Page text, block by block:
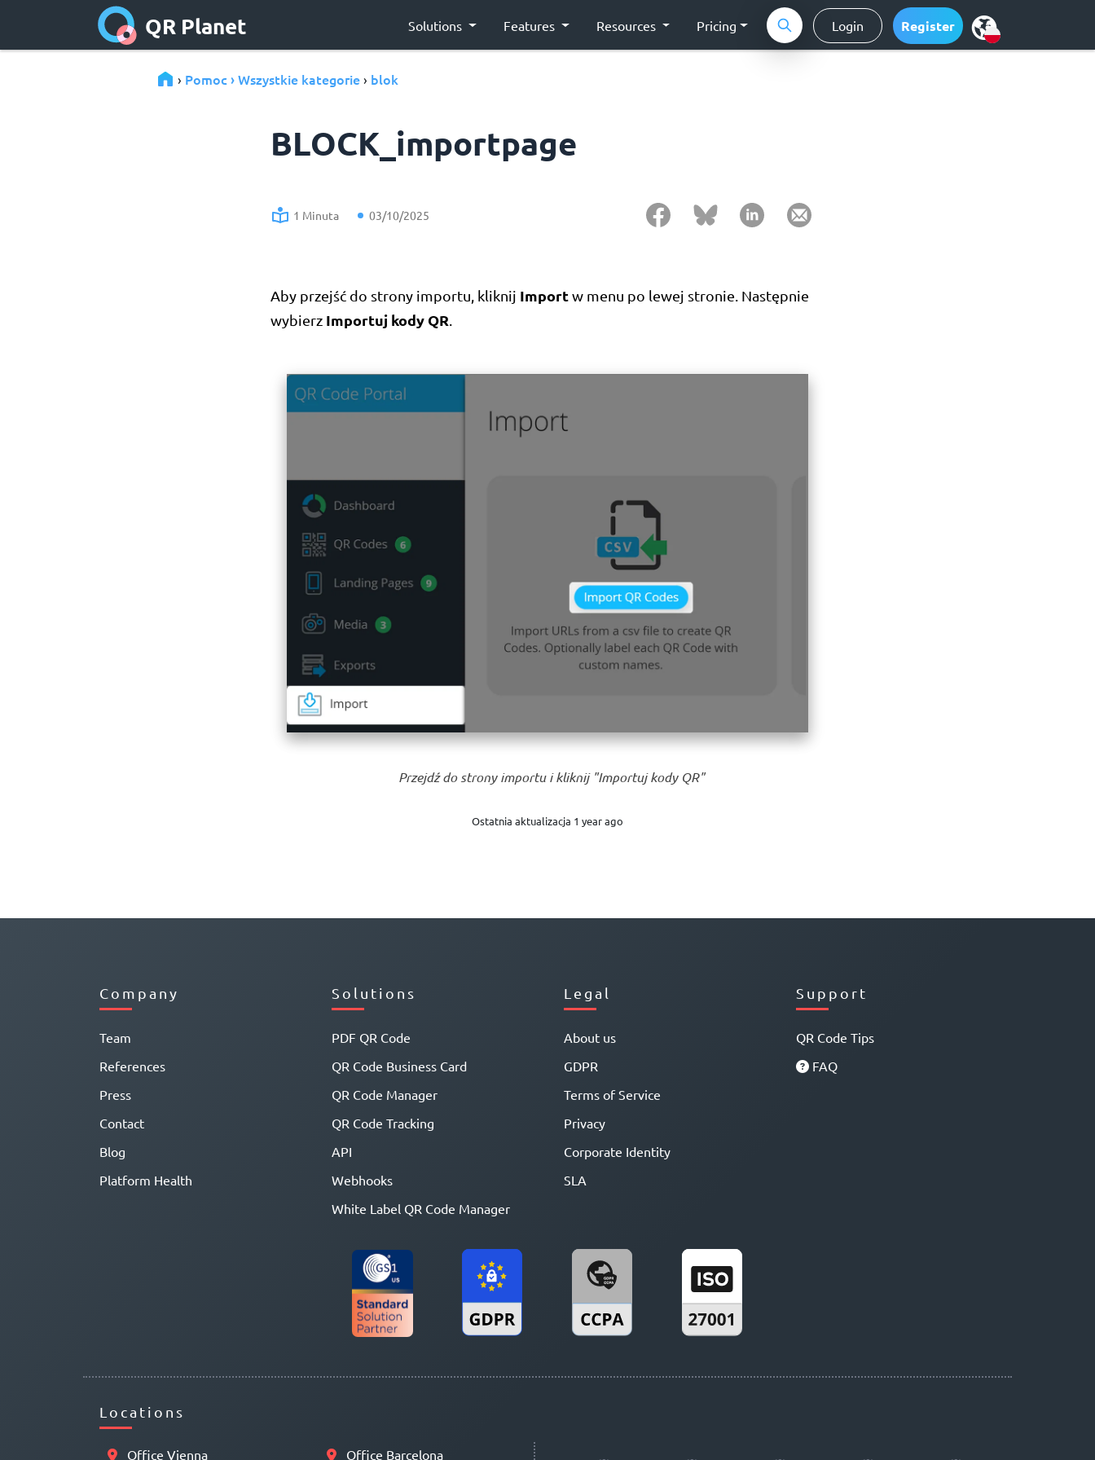
QR Planet Solutions Features Resources Pricing Login Register
› Pomoc › Wszystkie kategorie › blok
BLOCK_importpage
1 Minuta 03/10/2025
Aby przejść do strony importu, kliknij Importw menu po lewej stronie. Następnie
wybierz Importuj kody QR.
Przejdź do strony importu i kliknij "Importuj kody QR"
Ostatnia aktualizacja 1 year ago
Company
Team
References
Press
Contact
Blog
Platform Health
Solutions
PDF QR Code
QR Code Business Card
QR Code Manager
QR Code Tracking
API
Webhooks
White Label QR Code Manager
Legal
About us
GDPR
Terms of Service
Privacy
Corporate Identity
SLA
Support
QR Code Tips
FAQ
Locations
Office Vienna Office Barcelona